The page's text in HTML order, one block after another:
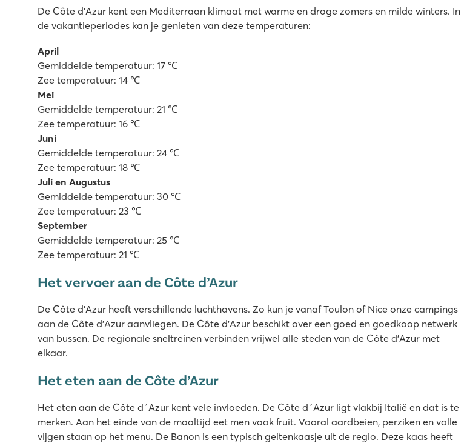
De Côte d’Azur kent een Mediterraan klimaat met warme en droge zomers en milde winters. In
de vakantieperiodes kan je genieten van deze temperaturen:
April
Gemiddelde temperatuur: 17 ℃
Zee temperatuur: 14 ℃
Mei
Gemiddelde temperatuur: 21 ℃
Zee temperatuur: 16 ℃
Juni
Gemiddelde temperatuur: 24 ℃
Zee temperatuur: 18 ℃
Juli en Augustus
Gemiddelde temperatuur: 30 ℃
Zee temperatuur: 23 ℃
September
Gemiddelde temperatuur: 25 ℃
Zee temperatuur: 21 ℃
Het vervoer aan de Côte d’Azur
De Côte d’Azur heeft verschillende luchthavens. Zo kun je vanaf Toulon of Nice onze campings
aan de Côte d’Azur aanvliegen. De Côte d’Azur beschikt over een goed en goedkoop netwerk
van bussen. De regionale sneltreinen verbinden vrijwel alle steden van de Côte d’Azur met
elkaar.
Het eten aan de Côte d’Azur
Het eten aan de Côte d´Azur kent vele invloeden. De Côte d´Azur ligt vlakbij Italië en dat is te
merken. Aan het einde van de maaltijd eet men vaak fruit. Vooral aardbeien, perziken en volle
vijgen staan op het menu. De Banon is een typisch geitenkaasje uit de regio. Deze kaas heeft